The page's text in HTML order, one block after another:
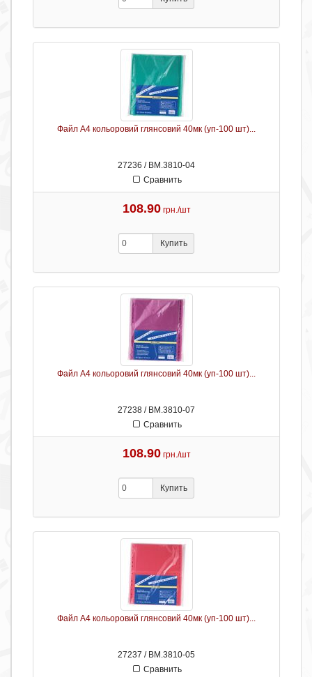
Файл А4 кольоровий глянсовий 40мк (уп-100 шт)...
27236 / ВМ.3810-04
Сравнить
108.90 грн./шт
Купить
Файл А4 кольоровий глянсовий 40мк (уп-100 шт)...
27238 / ВМ.3810-07
Сравнить
108.90 грн./шт
Купить
Файл А4 кольоровий глянсовий 40мк (уп-100 шт)...
27237 / ВМ.3810-05
Сравнить